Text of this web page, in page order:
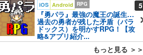
5
iOS Android RPG
『勇パラ』最強の魔王の誕生…
過去の勇者が残した矛盾（パラ
ドックス）を明かすRPG！【攻
略&アプリ紹介...
もっと見る ＞＞